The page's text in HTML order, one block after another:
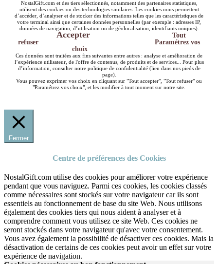
NostalGift.com et des tiers sélectionnés, notamment des partenaires statistiques,
utilisent des cookies ou des technologies similaires. Les cookies nous permettent
d’accéder, d’analyser et de stocker des informations telles que les caractéristiques de
votre terminal ainsi que certaines données personnelles (par exemple : adresses IP,
données de navigation, d’utilisation ou de géolocalisation, identifiants uniques).
Accepter
Tout
refuser
Paramétrez vos
choix
Ces données sont traitées aux fins suivantes entre autres : analyse et amélioration de
l’expérience utilisateur, de l'offre de contenus, de produits et de services... Pour plus
d’information, consulter notre politique de confidentialité (lien dans nos pieds de
page).
Vous pouvez exprimer vos choix en cliquant sur "Tout accepter", "Tout refuser" ou
"Paramétrez vos choix", et les modifier à tout moment sur notre site.
Fermer
Centre de préférences des Cookies
NostalGift.com utilise des cookies pour améliorer votre expérience
pendant que vous naviguez. Parmi ces cookies, les cookies classés
comme nécessaires sont stockés sur votre navigateur car ils sont
essentiels au fonctionnement de base du site Web. Nous utilisons
également des cookies tiers qui nous aident à analyser et à
comprendre comment vous utilisez ce site Web. Ces cookies ne
seront stockés dans votre navigateur qu'avec votre consentement.
Vous avez également la possibilité de désactiver ces cookies. Mais la
désactivation de certains de ces cookies peut avoir un effet sur votre
expérience de navigation.